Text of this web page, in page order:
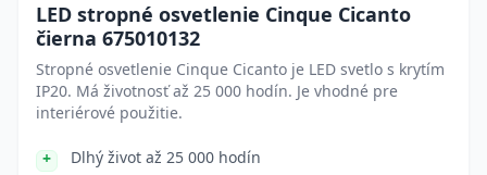
LED stropné osvetlenie Cinque Cicanto
čierna 675010132
Stropné osvetlenie Cinque Cicanto je LED svetlo s krytím
IP20. Má životnosť až 25 000 hodín. Je vhodné pre
interiérové použitie.
Dlhý život až 25 000 hodín